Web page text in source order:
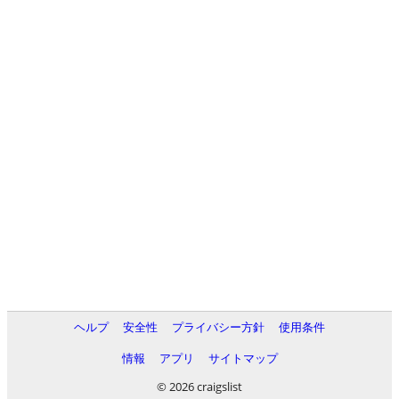
ヘルプ 安全性 プライバシー方針
使用条件
情報
アプリ
サイトマップ
© 2026 craigslist